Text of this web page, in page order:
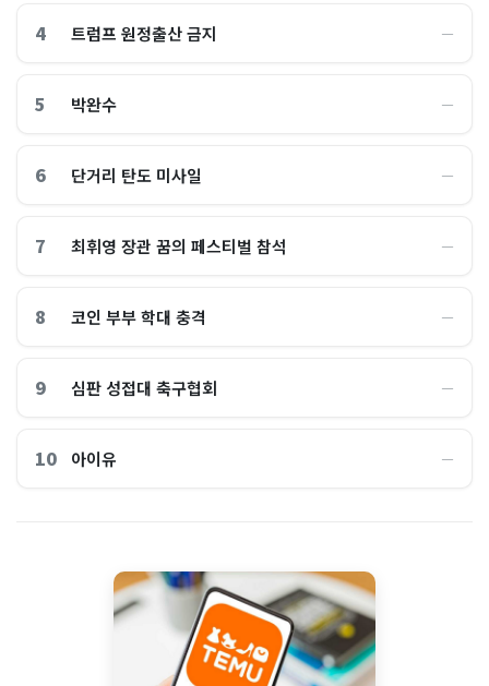
4 트럼프 원정출산 금지 ―
5 박완수 ―
6 단거리 탄도 미사일 ―
7 최휘영 장관 꿈의 페스티벌 참석 ―
8 코인 부부 학대 충격 ―
9 심판 성접대 축구협회 ―
10 아이유 ―